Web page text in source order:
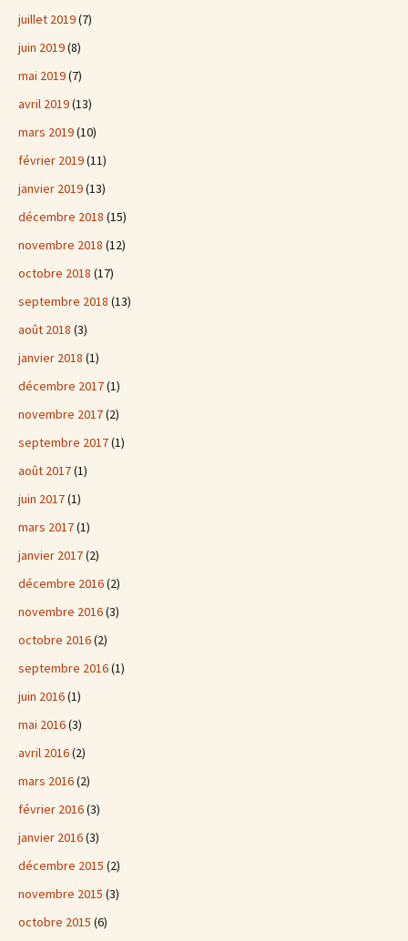
juillet 2019(7)
juin 2019(8)
mai 2019(7)
avril 2019(13)
mars 2019(10)
février 2019(11)
janvier 2019(13)
décembre 2018 (15)
novembre 2018 (12)
octobre 2018 (17)
septembre 2018 (13)
août 2018 (3)
janvier 2018 (1)
décembre 2017(1)
novembre 2017(2)
septembre 2017(1)
août 2017(1)
juin 2017(1)
mars 2017(1)
janvier 2017(2)
décembre 2016(2)
novembre 2016(3)
octobre 2016(2)
septembre 2016(1)
juin 2016(1)
mai 2016(3)
avril 2016(2)
mars 2016(2)
février 2016(3)
janvier 2016(3)
décembre 2015 (2)
novembre 2015 (3)
octobre 2015 (6)